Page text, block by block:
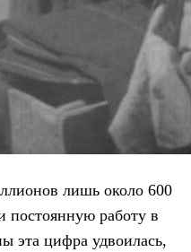
лишь около 600
постоянную работу в
эта цифра удвоилась,